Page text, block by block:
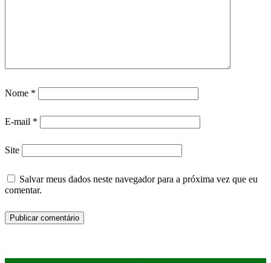
Nome *
E-mail *
Site
Salvar meus dados neste navegador para a próxima vez que eu
comentar.